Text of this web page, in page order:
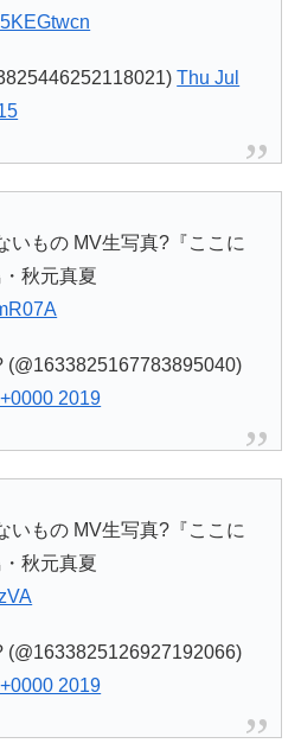
Thu Jul
いもの MV生写真?『ここに
秋元真夏
2019
いもの MV生写真?『ここに
秋元真夏
2019